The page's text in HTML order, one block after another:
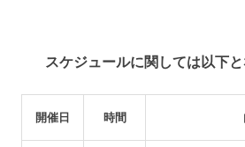
スケジュールに関しては以下
開催日 時間